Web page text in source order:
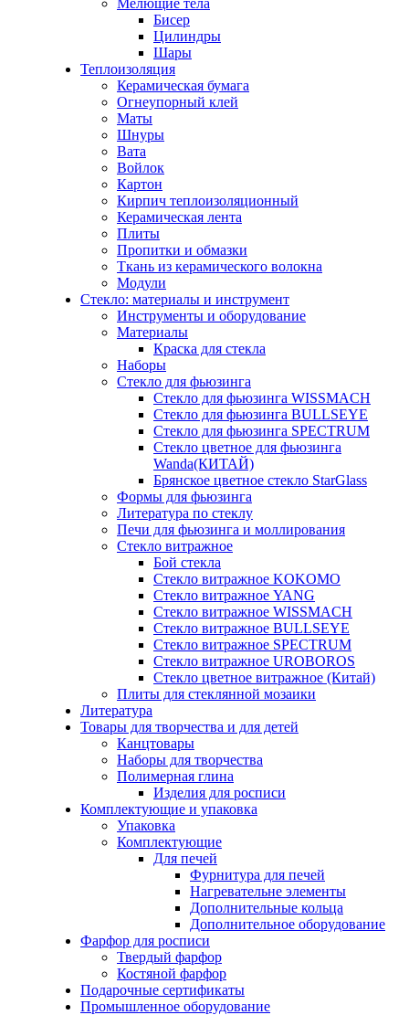
Мелющие тела
Бисер
Цилиндры
Шары
Теплоизоляция
Керамическая бумага
Огнеупорный клей
Маты
Шнуры
Вата
Войлок
Картон
Кирпич теплоизоляционный
Керамическая лента
Плиты
Пропитки и обмазки
Ткань из керамического волокна
Модули
Стекло: материалы и инструмент
Инструменты и оборудование
Материалы
Краска для стекла
Наборы
Стекло для фьюзинга
Стекло для фьюзинга WISSMACH
Стекло для фьюзинга BULLSEYE
Стекло для фьюзинга SPECTRUM
Стекло цветное для фьюзинга
Wanda(КИТАЙ)
Брянское цветное стекло StarGlass
Формы для фьюзинга
Литература по стеклу
Печи для фьюзинга и моллирования
Стекло витражное
Бой стекла
Стекло витражное KOKOMO
Стекло витражное YANG
Стекло витражное WISSMACH
Стекло витражное BULLSEYE
Стекло витражное SPECTRUM
Стекло витражное UROBOROS
Стекло цветное витражное (Китай)
Плиты для стеклянной мозаики
Литература
Товары для творчества и для детей
Канцтовары
Наборы для творчества
Полимерная глина
Изделия для росписи
Комплектующие и упаковка
Упаковка
Комплектующие
Для печей
Фурнитура для печей
Нагревательне элементы
Дополнительные кольца
Дополнительное оборудование
Фарфор для росписи
Твердый фарфор
Костяной фарфор
Подарочные сертификаты
Промышленное оборудование